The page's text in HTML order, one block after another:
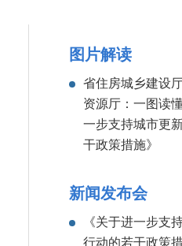
图片解读
省住房城乡建设
资源厅：一图读
一步支持城市更
干政策措施》
新闻发布会
《关于进一步支
行动的若干政策